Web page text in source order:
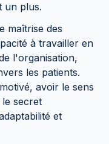
un plus.
maîtrise des
à travailler en
l'organisation,
les patients.
avoir le sens
secret
et